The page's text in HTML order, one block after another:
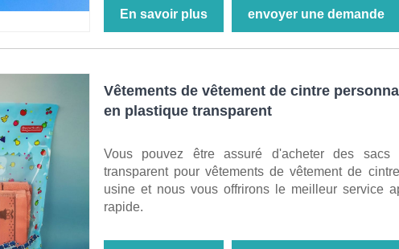
En savoir plus envoyer une demande
Vêtements de vêtement de cintre
en plastique transparent
Vous pouvez être assuré d'acheter des sacs
transparent pour vêtements de vêtement de
usine et nous vous offrirons le meilleur service
rapide.